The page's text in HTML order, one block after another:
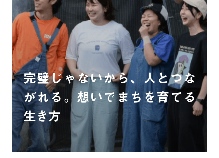
完璧じゃないから、人とつな
がれる。想いでまちを育てる
生き方